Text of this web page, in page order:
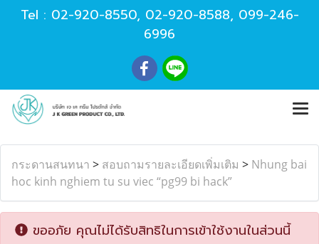
Tel : 02-920-8550, 02-920-8588, 099-246-
6996
กระดานสนทนา > สอบถามรายละเอียดเพิ่มเติม > Nhung bai
hoc kinh nghiem tu su viec “pg99 bi hack”
ขออภัย คุณไม่ได้รับสิทธิในการเข้าใช้งานในส่วนนี้